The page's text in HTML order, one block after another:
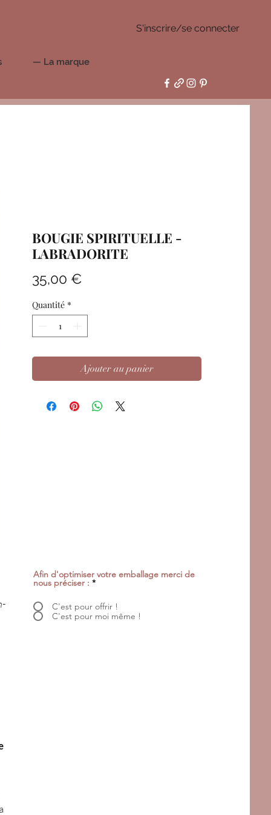
S'inscrire/se connecter
— La marque
BOUGIE SPIRITUELLE -
LABRADORITE
35,00 €
Quantité *
Ajouter au panier
Afin d'optimiser votre emballage merci de
nous préciser : *
C'est pour offrir !
C'est pour moi même !